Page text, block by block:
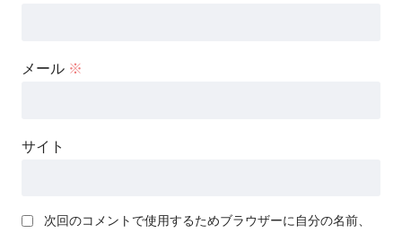
メール ※
サイト
次回のコメントで使用するためブラウザーに自分の名前、